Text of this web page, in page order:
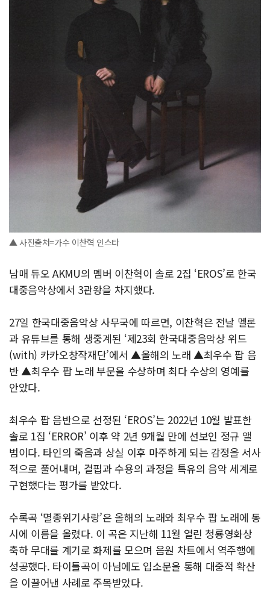
▲ 사진출처=가수 이찬혁 인스타
남매 듀오 AKMU의 멤버 이찬혁이 솔로 2집 ‘EROS’로 한국
대중음악상에서 3관왕을 차지했다.
27일 한국대중음악상 사무국에 따르면, 이찬혁은 전날 멜론
과 유튜브를 통해 생중계된 ‘제23회 한국대중음악상 위드
(with) 카카오창작재단’에서 ▲올해의 노래 ▲최우수 팝 음
반 ▲최우수 팝 노래 부문을 수상하며 최다 수상의 영예를
안았다.
최우수 팝 음반으로 선정된 ‘EROS’는 2022년 10월 발표한
솔로 1집 ‘ERROR’ 이후 약 2년 9개월 만에 선보인 정규 앨
범이다. 타인의 죽음과 상실 이후 마주하게 되는 감정을 서사
적으로 풀어내며, 결핍과 수용의 과정을 특유의 음악 세계로
구현했다는 평가를 받았다.
수록곡 ‘멸종위기사랑’은 올해의 노래와 최우수 팝 노래에 동
시에 이름을 올렸다. 이 곡은 지난해 11월 열린 청룡영화상
축하 무대를 계기로 화제를 모으며 음원 차트에서 역주행에
성공했다. 타이틀곡이 아님에도 입소문을 통해 대중적 확산
을 이끌어낸 사례로 주목받았다.